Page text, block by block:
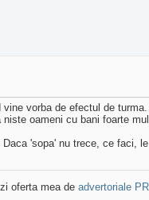
vorba de efectul de
oameni cu bani foarte
'sopa' nu trece, ce faci,
oferta mea de advertoriale